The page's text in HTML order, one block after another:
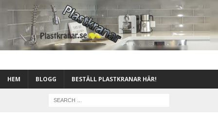
HEM BLOGG BESTÄLL PLASTKRANAR HÄR!